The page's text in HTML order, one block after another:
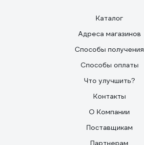
Каталог
Адреса магазинов
Способы получения
Способы оплаты
Что улучшить?
Контакты
О Компании
Поставщикам
Партнерам